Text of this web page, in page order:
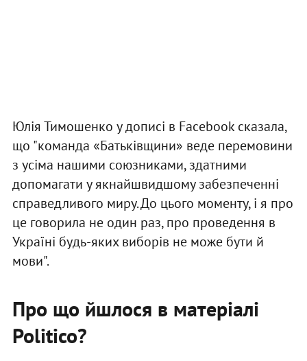
Юлія Тимошенко у дописі в Facebook сказала,
що "команда «Батьківщини» веде перемовини
з усіма нашими союзниками, здатними
допомагати у якнайшвидшому забезпеченні
справедливого миру. До цього моменту, і я про
це говорила не один раз, про проведення в
Україні будь-яких виборів не може бути й
мови".
Про що йшлося в матеріалі
Politico?